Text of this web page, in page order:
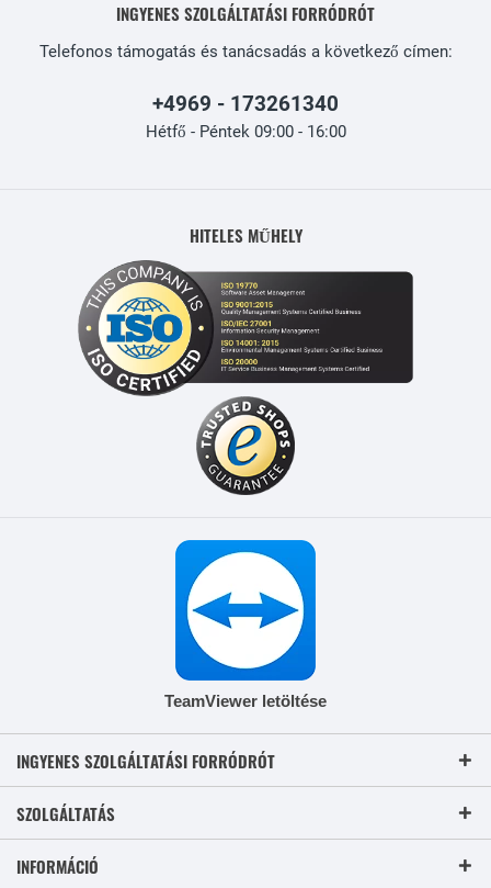
INGYENES SZOLGÁLTATÁSI FORRÓDRÓT
Telefonos támogatás és tanácsadás a következő címen:
+4969 - 173261340
Hétfő - Péntek 09:00 - 16:00
HITELES MŰHELY
TeamViewer letöltése
INGYENES SZOLGÁLTATÁSI FORRÓDRÓT
SZOLGÁLTATÁS
INFORMÁCIÓ